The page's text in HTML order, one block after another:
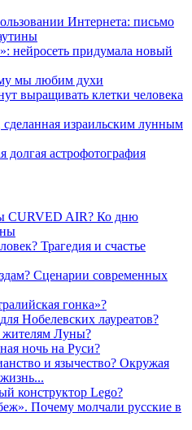
Интернета: письмо
нейросеть придумала новый
мы любим духи
выращивать клетки человека
израильским лунным
долгая астрофотография
CURVED AIR? Ко дню
Трагедия и счастье
Сценарии современных
гонка»?
Нобелевских лауреатов?
жителям Луны?
ночь на Руси?
и язычество? Окружая
конструктор Lego?
Почему молчали русские в